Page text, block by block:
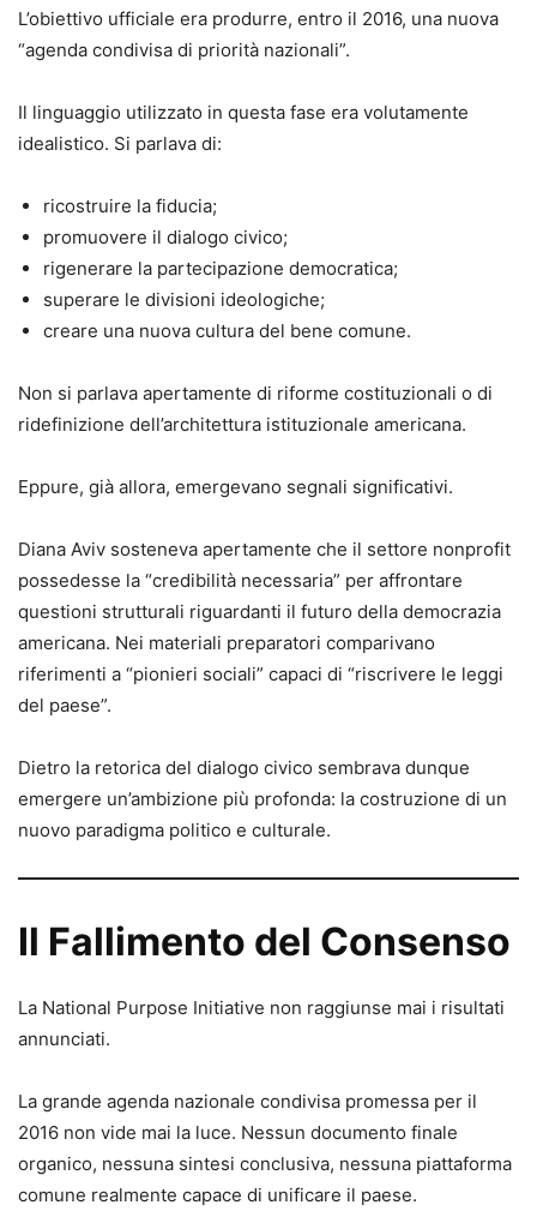
L’obiettivo ufficiale era produrre, entro il 2016, una nuova
“agenda condivisa di priorità nazionali”.
Il linguaggio utilizzato in questa fase era volutamente
idealistico. Si parlava di:
ricostruire la fiducia;
promuovere il dialogo civico;
rigenerare la partecipazione democratica;
superare le divisioni ideologiche;
creare una nuova cultura del bene comune.
Non si parlava apertamente di riforme costituzionali o di
ridefinizione dell’architettura istituzionale americana.
Eppure, già allora, emergevano segnali significativi.
Diana Aviv sosteneva apertamente che il settore nonprofit
possedesse la “credibilità necessaria” per affrontare
questioni strutturali riguardanti il futuro della democrazia
americana. Nei materiali preparatori comparivano
riferimenti a “pionieri sociali” capaci di “riscrivere le leggi
del paese”.
Dietro la retorica del dialogo civico sembrava dunque
emergere un’ambizione più profonda: la costruzione di un
nuovo paradigma politico e culturale.
Il Fallimento del Consenso
La National Purpose Initiative non raggiunse mai i risultati
annunciati.
La grande agenda nazionale condivisa promessa per il
2016 non vide mai la luce. Nessun documento finale
organico, nessuna sintesi conclusiva, nessuna piattaforma
comune realmente capace di unificare il paese.